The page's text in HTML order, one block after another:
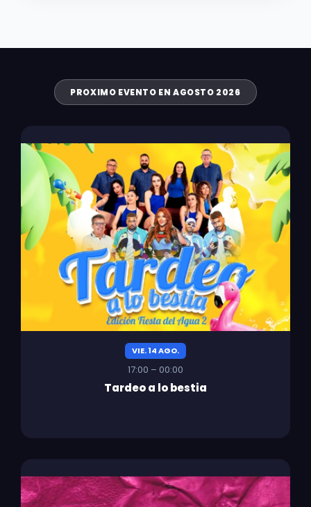
PROXIMO EVENTO EN AGOSTO 2026
VIE. 14 AGO.
17:00 – 00:00
Tardeo a lo bestia